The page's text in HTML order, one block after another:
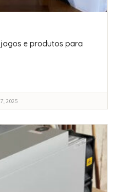
e produtos para
2025